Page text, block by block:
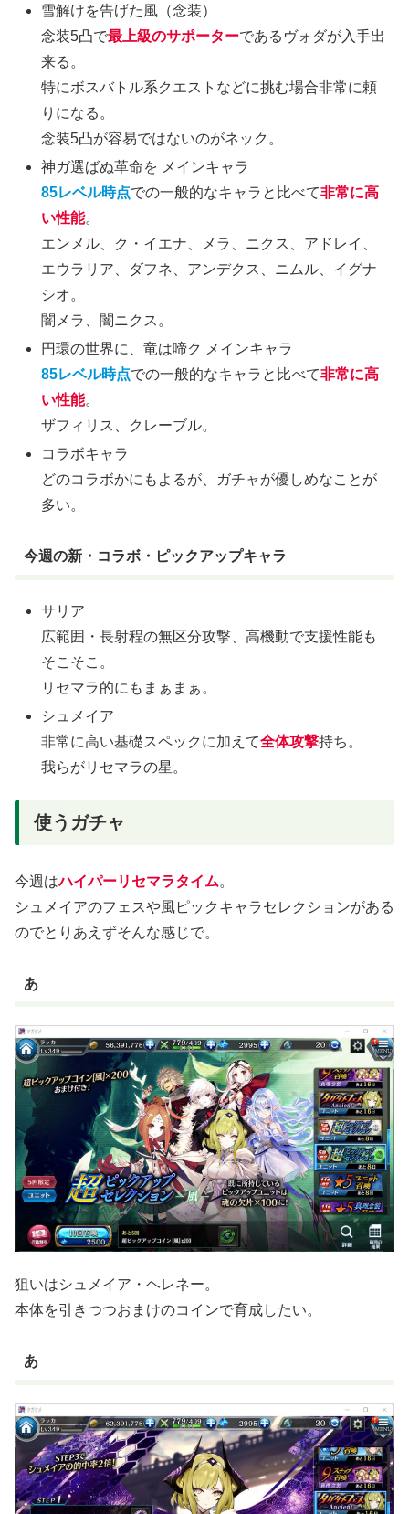
雪解けを告げた風（念装）
念装5凸で最上級のサポーターであるヴォダが入手出
来る。
特にボスバトル系クエストなどに挑む場合非常に頼
りになる。
念装5凸が容易ではないのがネック。
神ガ選ばぬ革命を メインキャラ
85レベル時点での一般的なキャラと比べて非常に高
い性能。
エンメル、ク・イエナ、メラ、ニクス、アドレイ、
エウラリア、ダフネ、アンデクス、ニムル、イグナ
シオ。
闇メラ、闇ニクス。
円環の世界に、竜は啼ク メインキャラ
85レベル時点での一般的なキャラと比べて非常に高
い性能。
ザフィリス、クレーブル。
コラボキャラ
どのコラボかにもよるが、ガチャが優しめなことが
多い。
今週の新・コラボ・ピックアップキャラ
サリア
広範囲・長射程の無区分攻撃、高機動で支援性能も
そこそこ。
リセマラ的にもまぁまぁ。
シュメイア
非常に高い基礎スペックに加えて全体攻撃持ち。
我らがリセマラの星。
使うガチャ
今週はハイパーリセマラタイム。
シュメイアのフェスや風ピックキャラセレクションがある
のでとりあえずそんな感じで。
あ
狙いはシュメイア・ヘレネー。
本体を引きつつおまけのコインで育成したい。
あ